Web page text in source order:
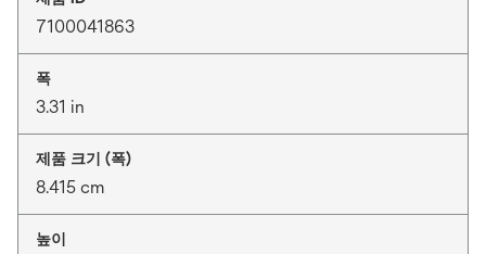
7100041863
폭
3.31 in
제품 크기 (폭)
8.415 cm
높이